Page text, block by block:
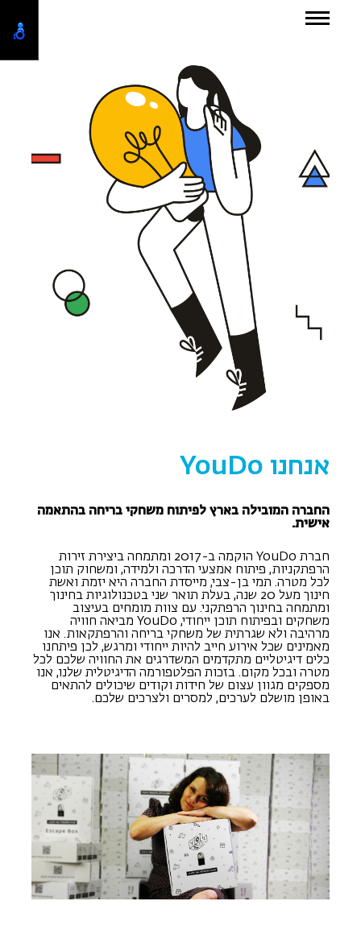
אנחנו YouDo
החברה המובילה בארץ לפיתוח משחקי בריחה בהתאמה
אישית.
חברת YouDo הוקמה ב-2017 ומתמחה ביצירת זירות
הרפתקניות, פיתוח אמצעי הדרכה ולמידה, ומשחוק תוכן
לכל מטרה. תמי בן-צבי, מייסדת החברה היא יזמת ואשת
חינוך מעל 20 שנה, בעלת תואר שני בטכנולוגיות בחינוך
ומתמחה בחינוך הרפתקני. עם צוות מומחים בעיצוב
משחקים ובפיתוח תוכן ייחודי, YouDo מביאה חוויה
מרהיבה ולא שגרתית של משחקי בריחה והרפתקאות. אנו
מאמינים שכל אירוע חייב להיות ייחודי ומרגש, לכן פיתחנו
כלים דיגיטליים מתקדמים המשדרגים את החוויה שלכם לכל
מטרה ובכל מקום. בזכות הפלטפורמה הדיגיטלית שלנו, אנו
מספקים מגוון עצום של חידות וקודים שיכולים להתאים
באופן מושלם לערכים, למסרים ולצרכים שלכם.